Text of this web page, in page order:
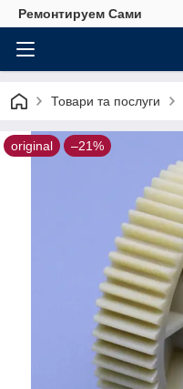
Ремонтируем Сами
Товари та послуги
original –21%